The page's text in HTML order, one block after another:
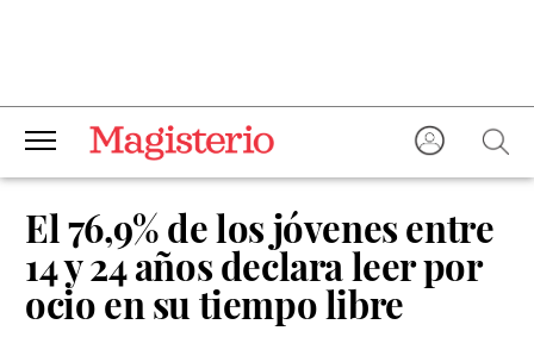
El 76,9% de los jóvenes entre
14 y 24 años declara leer por
ocio en su tiempo libre